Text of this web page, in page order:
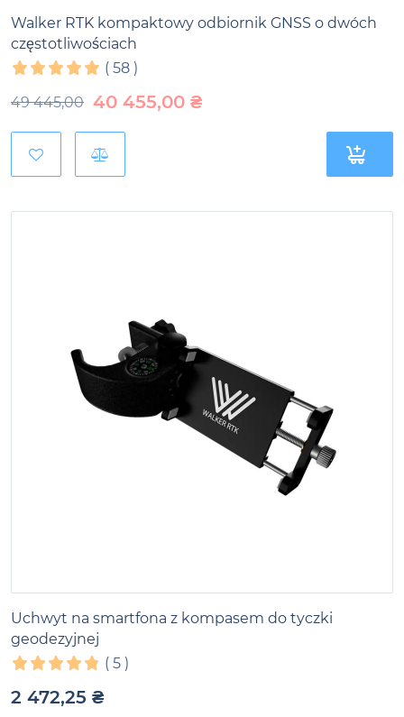
Walker RTK kompaktowy odbiornik GNSS o dwóch
częstotliwościach
( 58 )
49 445,00 40 455,00 ₴
Uchwyt na smartfona z kompasem do tyczki
geodezyjnej
( 5 )
2 472,25 ₴